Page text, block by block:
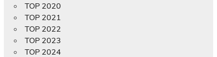
TOP 2020
TOP 2021
TOP 2022
TOP 2023
TOP 2024